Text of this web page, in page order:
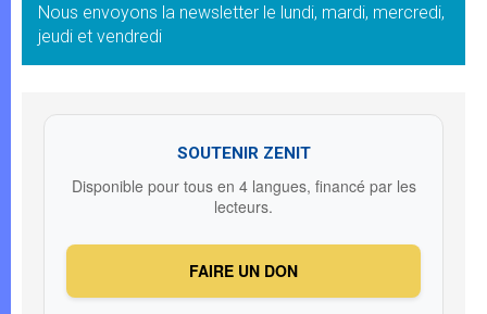
Nous envoyons la newsletter le lundi, mardi, mercredi,
jeudi et vendredi
SOUTENIR ZENIT
Disponible pour tous en 4 langues, financé par les
lecteurs.
FAIRE UN DON